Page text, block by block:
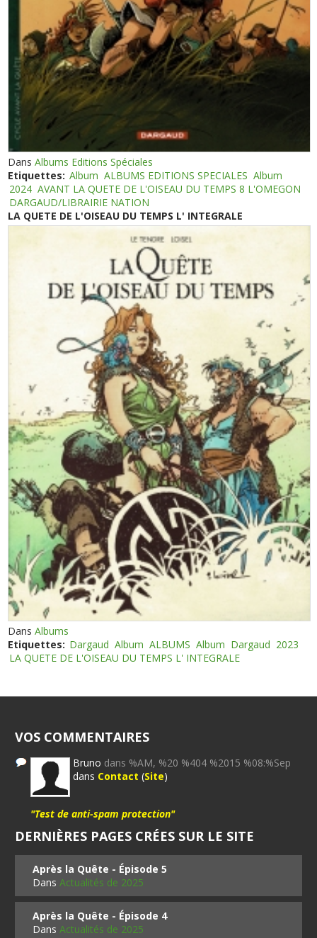
DansAlbums Editions Spéciales
Etiquettes: Album ALBUMS EDITIONS SPECIALES Album
2024 AVANT LA QUETE DE L'OISEAU DU TEMPS 8 L'OMEGON
DARGAUD/LIBRAIRIE NATION
LA QUETE DE L'OISEAU DU TEMPS L' INTEGRALE
DansAlbums
Etiquettes: Dargaud Album ALBUMS Album Dargaud 2023
LA QUETE DE L'OISEAU DU TEMPS L' INTEGRALE
VOS COMMENTAIRES
Bruno dans %AM, %20 %404 %2015 %08:%Sep
dans Contact (Site)
"Test de anti-spam protection"
DERNIÈRES PAGES CRÉES SUR LE SITE
Après la Quête - Épisode 5
DansActualités de 2025
Après la Quête - Épisode 4
DansActualités de 2025